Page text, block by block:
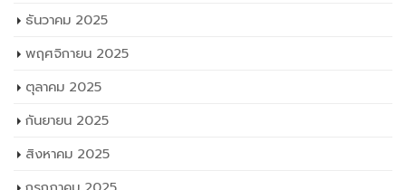
พฤศจิกายน 2025
ตุลาคม 2025
กันยายน 2025
สิงหาคม 2025
กรกฎาคม 2025
มิถุนายน 2025